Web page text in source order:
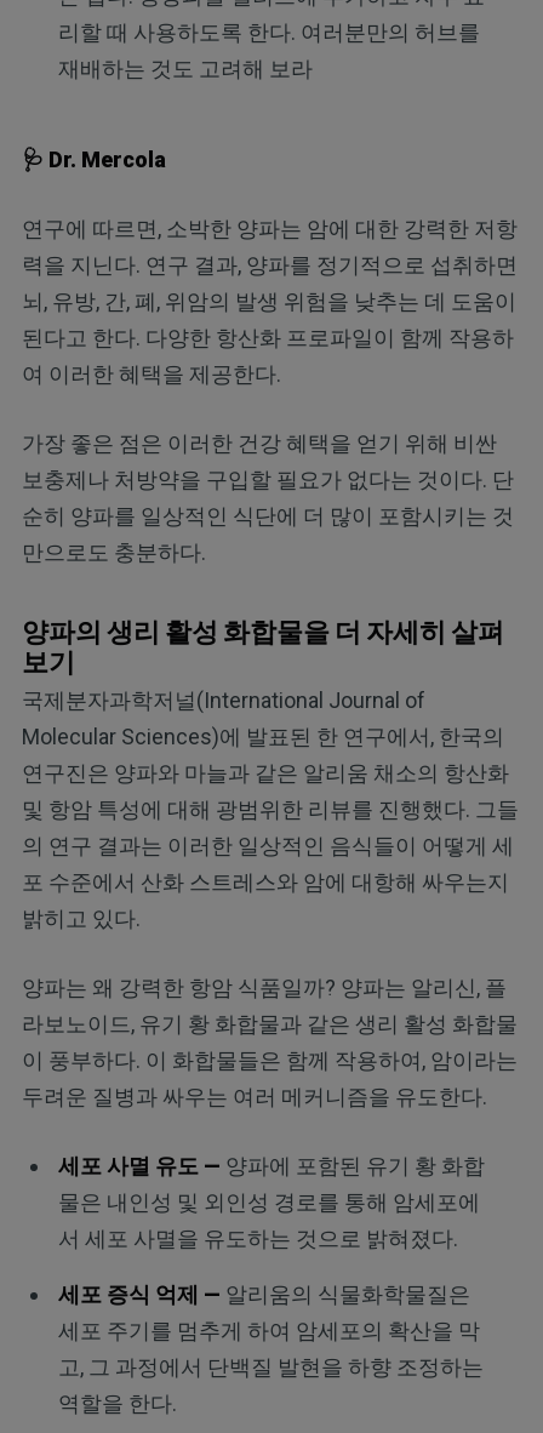
리할 때 사용하도록 한다. 여러분만의 허브를
재배하는 것도 고려해 보라
🩺 Dr. Mercola
연구에 따르면, 소박한 양파는 암에 대한 강력한 저항
력을 지닌다. 연구 결과, 양파를 정기적으로 섭취하면
뇌, 유방, 간, 폐, 위암의 발생 위험을 낮추는 데 도움이
된다고 한다. 다양한 항산화 프로파일이 함께 작용하
여 이러한 혜택을 제공한다.
가장 좋은 점은 이러한 건강 혜택을 얻기 위해 비싼
보충제나 처방약을 구입할 필요가 없다는 것이다. 단
순히 양파를 일상적인 식단에 더 많이 포함시키는 것
만으로도 충분하다.
양파의 생리 활성 화합물을 더 자세히 살펴
보기
국제분자과학저널(International Journal of
Molecular Sciences)에 발표된 한 연구에서, 한국의
연구진은 양파와 마늘과 같은 알리움 채소의 항산화
및 항암 특성에 대해 광범위한 리뷰를 진행했다. 그들
의 연구 결과는 이러한 일상적인 음식들이 어떻게 세
포 수준에서 산화 스트레스와 암에 대항해 싸우는지
밝히고 있다.
양파는 왜 강력한 항암 식품일까? 양파는 알리신, 플
라보노이드, 유기 황 화합물과 같은 생리 활성 화합물
이 풍부하다. 이 화합물들은 함께 작용하여, 암이라는
두려운 질병과 싸우는 여러 메커니즘을 유도한다.
세포 사멸 유도 — 양파에 포함된 유기 황 화합
물은 내인성 및 외인성 경로를 통해 암세포에
서 세포 사멸을 유도하는 것으로 밝혀졌다.
세포 증식 억제 — 알리움의 식물화학물질은
세포 주기를 멈추게 하여 암세포의 확산을 막
고, 그 과정에서 단백질 발현을 하향 조정하는
역할을 한다.